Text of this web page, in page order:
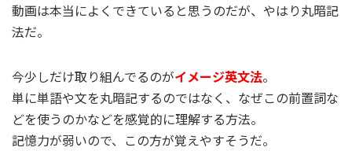
動画は本当によくできていると思うのだが、やはり丸暗記
法だ。
今少しだけ取り組んでるのがイメージ英文法。
単に単語や文を丸暗記するのではなく、なぜこの前置詞な
どを使うのかなどを感覚的に理解する方法。
記憶力が弱いので、この方が覚えやすそうだ。